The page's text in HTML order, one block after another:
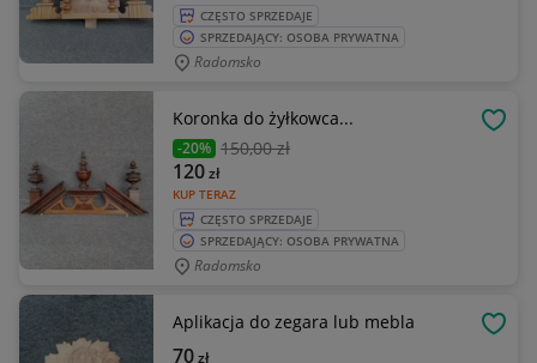
CZĘSTO SPRZEDAJE
SPRZEDAJĄCY: OSOBA PRYWATNA
Radomsko
Koronka do żyłkowca...
-20% 150,00 zł
KUP TERAZ
120zł
CZĘSTO SPRZEDAJE
SPRZEDAJĄCY: OSOBA PRYWATNA
Radomsko
Aplikacja do zegara lub mebla
70zł